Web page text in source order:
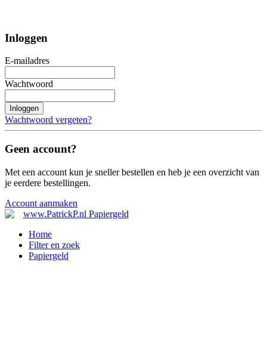
Inloggen
E-mailadres
Wachtwoord
Inloggen
Wachtwoord vergeten?
Geen account?
Met een account kun je sneller bestellen en heb je een overzicht van
je eerdere bestellingen.
Account aanmaken
Home
Filter en zoek
Papiergeld